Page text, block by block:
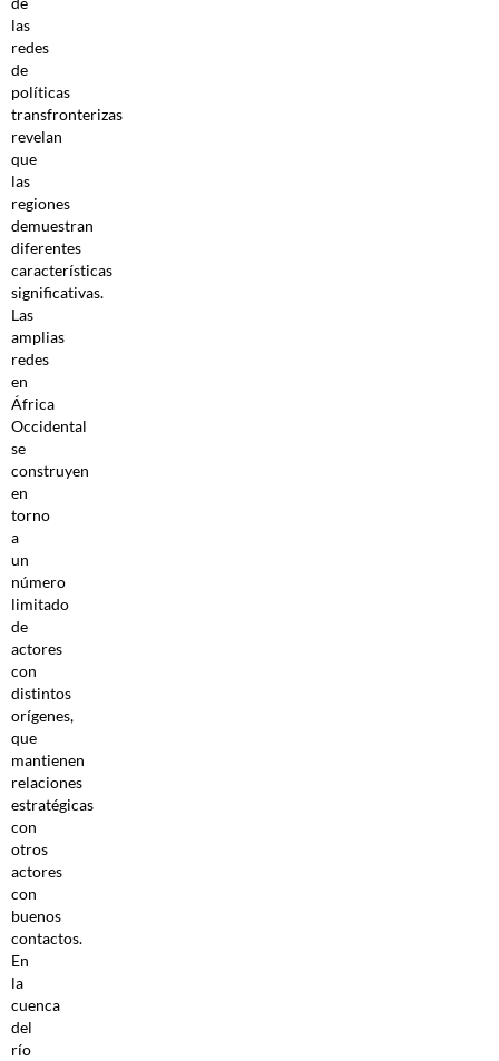
las
redes
de
políticas
transfronterizas
revelan
que
las
regiones
demuestran
diferentes
características
significativas.
Las
amplias
redes
en
África
Occidental
se
construyen
en
torno
a
un
número
limitado
de
actores
con
distintos
orígenes,
que
mantienen
relaciones
estratégicas
con
otros
actores
con
buenos
contactos.
En
la
cuenca
del
río